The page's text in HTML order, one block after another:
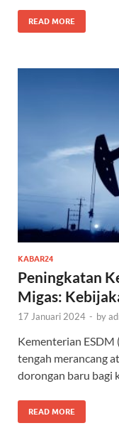
READ MORE
KABAR24
Peningkatan
Migas:
17 Januari 2024 - by
Kementerian ESDM
tengah merancang
dorongan baru bagi
READ MORE